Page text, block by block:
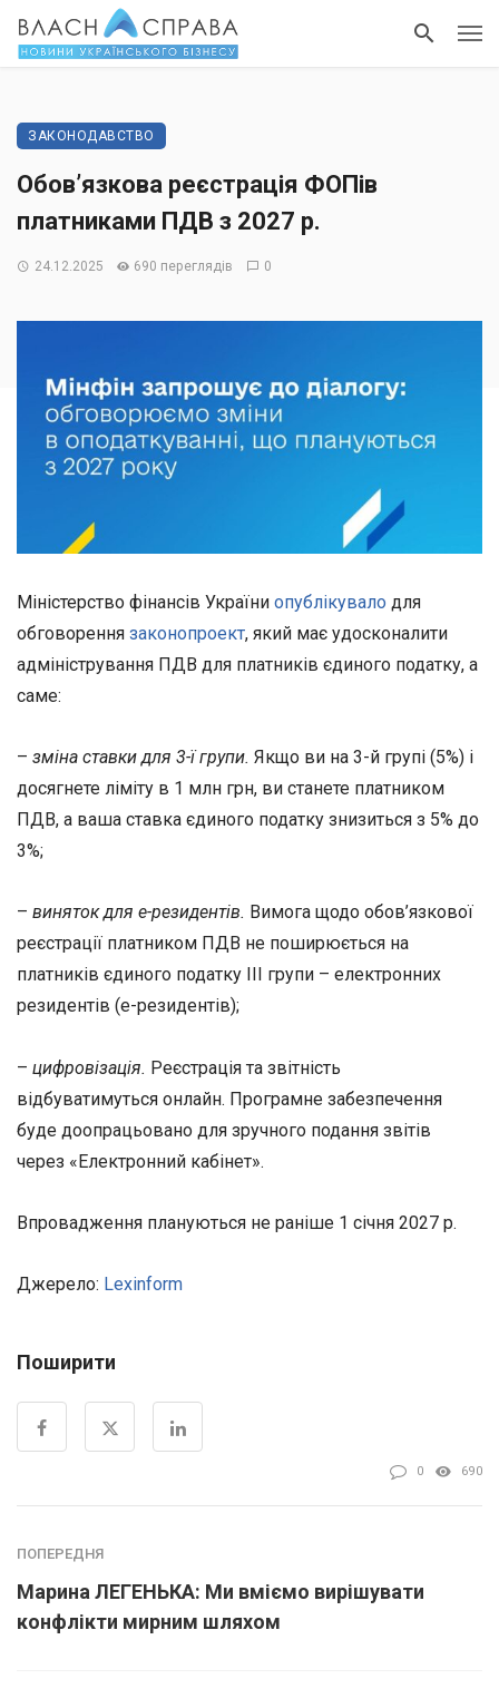
ЗАКОНОДАВСТВО
Обов’язкова реєстрація ФОПів
платниками ПДВ з 2027 р.
24.12.2025 690 переглядів 0
Міністерство фінансів України опублікувало для
обговорення законопроект, який має удосконалити
адміністрування ПДВ для платників єдиного податку, а
саме:
– зміна ставки для 3-ї групи. Якщо ви на 3-й групі (5%) і
досягнете ліміту в 1 млн грн, ви станете платником
ПДВ, а ваша ставка єдиного податку знизиться з 5% до
3%;
– виняток для е-резидентів. Вимога щодо обов’язкової
реєстрації платником ПДВ не поширюється на
платників єдиного податку ІІІ групи – електронних
резидентів (е-резидентів);
– цифровізація. Реєстрація та звітність
відбуватимуться онлайн. Програмне забезпечення
буде доопрацьовано для зручного подання звітів
через «Електронний кабінет».
Впровадження плануються не раніше 1 січня 2027 р.
Джерело: Lexinform
Поширити
0 690
ПОПЕРЕДНЯ
Марина ЛЕГЕНЬКА: Ми вміємо вирішувати
конфлікти мирним шляхом